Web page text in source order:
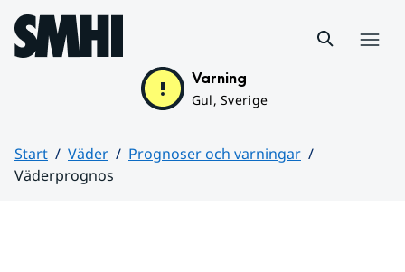
Hoppa till sidans innehåll
Varning
Gul, Sverige
Start Väder
Prognoser och varningar
Väderprognos